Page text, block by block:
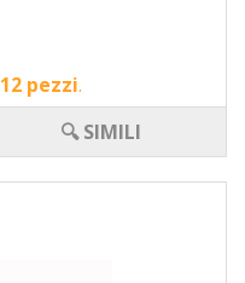
12 pezzi.
🔍 SIMILI